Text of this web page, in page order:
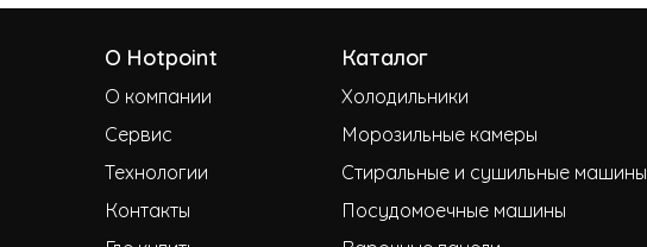
О Hotpoint
О компании
Сервис
Технологии
Контакты
Каталог
Холодильники
Морозильные камеры
Стиральные и сушильные машины
Посудомоечные машины